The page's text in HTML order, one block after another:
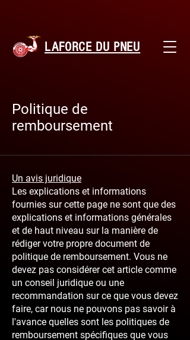
LAFORCE DU PNEU
Politique de
remboursement
Un avis juridique
Les explications et informations
fournies sur cette page ne sont que des
explications et informations générales
et de haut niveau sur la manière de
rédiger votre propre document de
politique de remboursement. Vous ne
devez pas considérer cet article comme
un conseil juridique ou une
recommandation sur ce que vous devez
faire, car nous ne pouvons pas savoir à
l'avance quelles sont les politiques de
remboursement spécifiques que vous